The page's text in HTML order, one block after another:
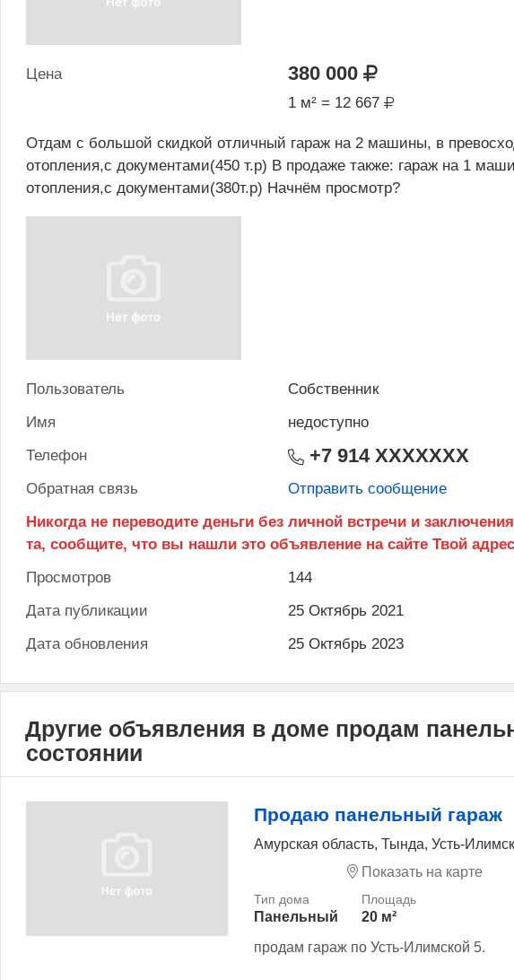
Цена 380 000
1 м² = 12 667
Отдам с большой скидкой отличный гараж на 2 машины, в
отопления,с документами(450 т.р) В продаже также: гараж на 1
отопления,с документами(380т.р) Начнём просмотр?
Пользователь
Собственник
Имя
недоступно
Телефон
+7 914 XXXXXXX
Обратная связь Отправить сообщение
Просмотров
144
Дата публикации
25 Октябрь 2021
Дата обновления
25 Октябрь 2023
Другие объявления в доме продам
состоянии
Продаю панельный гараж
Амурская область, Тында, Усть-
Показать на карте
Панельный
20 м²
продам гараж по Усть-Илимской 5.